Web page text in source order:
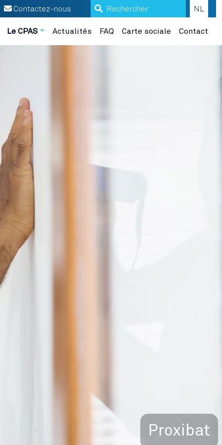
Search NL
Contactez-nous
Le CPAS Actualités FAQ Carte sociale Contact
Proxibat